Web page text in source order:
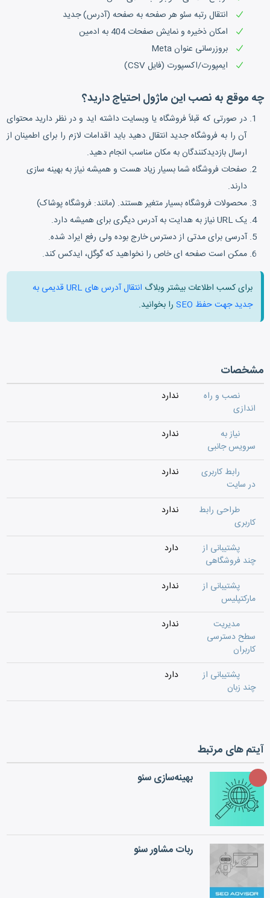
انتقال رتبه سئو هر صفحه به صفحه (آدرس) جدید
امکان ذخیره و نمایش صفحات 404 به ادمین
بروزرسانی عنوان Meta
ایمپورت/اکسپورت (فایل CSV)
چه موقع به نصب این ماژول احتیاج دارید؟
در صورتی که قبلاً فروشگاه یا وبسایت داشته اید و در نظر دارید محتوای
آن را به فروشگاه جدید انتقال دهید باید اقدامات لازم را برای اطمینان از
ارسال بازدیدکنندگان به مکان مناسب انجام دهید.
صفحات فروشگاه شما بسیار زیاد هست و همیشه نیاز به بهینه سازی
دارند.
محصولات فروشگاه بسیار متغیر هستند. (مانند: فروشگاه پوشاک)
یک URL نیاز به هدایت به آدرس دیگری برای همیشه دارد.
آدرسی برای مدتی از دسترس خارج بوده ولی رفع ایراد شده.
ممکن است صفحه ای خاص را نخواهید که گوگل، ایدکس کند.
برای کسب اطلاعات بیشتر وبلاگ
انتقال آدرس های URL قدیمی به
جدید جهت حفظ SEO
را بخوانید.
مشخصات
نصب و راه
اندازی
ندارد
نیاز به
سرویس جانبی
ندارد
رابط کاربری
در سایت
ندارد
طراحی رابط
کاربری
ندارد
پشتیبانی از
چند فروشگاهی
دارد
پشتیبانی از
مارکتپلیس
ندارد
مدیریت
سطح دسترسی
کاربران
ندارد
پشتیبانی از
چند زبان
دارد
آیتم های مرتبط
بهینه‌سازی سئو
ربات مشاور سئو